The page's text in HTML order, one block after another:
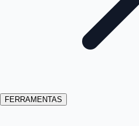
FERRAMENTAS